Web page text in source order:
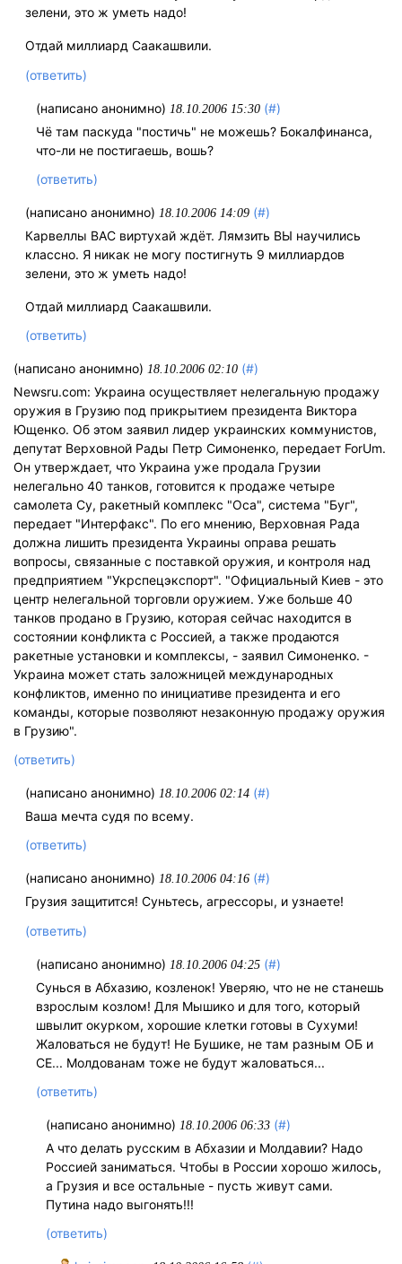
зелени, это ж уметь надо!
Отдай миллиард Саакашвили.
(ответить)
(написано анонимно) 18.10.2006 15:30 (#)
Чё там паскуда "постичь" не можешь? Бокалфинанса,
что-ли не постигаешь, вошь?
(ответить)
(написано анонимно) 18.10.2006 14:09 (#)
Карвеллы ВАС виртухай ждёт. Лямзить ВЫ научились
классно. Я никак не могу постигнуть 9 миллиардов
зелени, это ж уметь надо!
Отдай миллиард Саакашвили.
(ответить)
(написано анонимно) 18.10.2006 02:10 (#)
Newsru.com: Украина осуществляет нелегальную продажу
оружия в Грузию под прикрытием президента Виктора
Ющенко. Об этом заявил лидер украинских коммунистов,
депутат Верховной Рады Петр Симоненко, передает ForUm.
Он утверждает, что Украина уже продала Грузии
нелегально 40 танков, готовится к продаже четыре
самолета Су, ракетный комплекс "Оса", система "Буг",
передает "Интерфакс". По его мнению, Верховная Рада
должна лишить президента Украины оправа решать
вопросы, связанные с поставкой оружия, и контроля над
предприятием "Укрспецэкспорт". "Официальный Киев - это
центр нелегальной торговли оружием. Уже больше 40
танков продано в Грузию, которая сейчас находится в
состоянии конфликта с Россией, а также продаются
ракетные установки и комплексы, - заявил Симоненко. -
Украина может стать заложницей международных
конфликтов, именно по инициативе президента и его
команды, которые позволяют незаконную продажу оружия
в Грузию".
(ответить)
(написано анонимно) 18.10.2006 02:14 (#)
Ваша мечта судя по всему.
(ответить)
(написано анонимно) 18.10.2006 04:16 (#)
Грузия защитится! Суньтесь, агрессоры, и узнаете!
(ответить)
(написано анонимно) 18.10.2006 04:25 (#)
Сунься в Абхазию, козленок! Уверяю, что не не станешь
взрослым козлом! Для Мышико и для того, который
швылит окурком, хорошие клетки готовы в Сухуми!
Жаловаться не будут! Не Бушике, не там разным ОБ и
СЕ... Молдованам тоже не будут жаловаться...
(ответить)
(написано анонимно) 18.10.2006 06:33 (#)
А что делать русским в Абхазии и Молдавии? Надо
Россией заниматься. Чтобы в России хорошо жилось,
а Грузия и все остальные - пусть живут сами.
Путина надо выгонять!!!
(ответить)